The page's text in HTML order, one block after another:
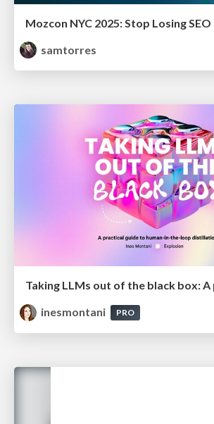
Mozcon NYC 2025: Stop Losing
samtorres
inesmontani
PRO